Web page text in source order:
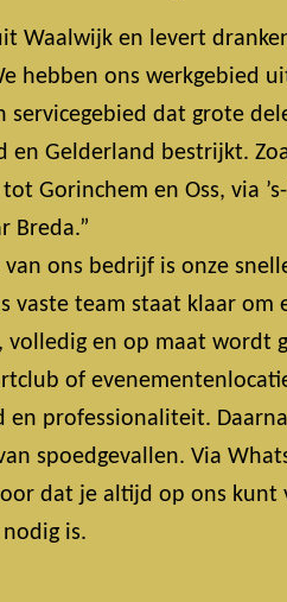
Waalwijk en levert
hebben ons werkgebied
servicegebied dat grote
en Gelderland bestrijkt.
Gorinchem en Oss, via
Breda.”
ons bedrijf is onze
vaste team staat klaar om
en op maat wordt
of
en professionaliteit.
spoedgevallen. Via
dat je altijd op ons kunt
is.